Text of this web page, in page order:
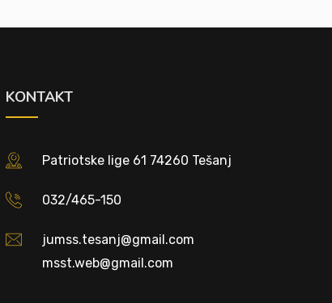
KONTAKT
Patriotske lige 61 74260 Tešanj
032/465-150
jumss.tesanj@gmail.com
msst.web@gmail.com